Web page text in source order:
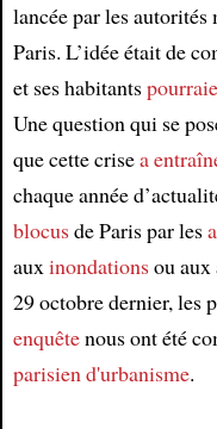
lancée par les
Paris. L’idée était de
et ses habitants
Une question qui se
que cette crisea
chaque année
blocusde Paris par les
auxinondationsou aux
29 octobre dernier, les
enquêtenous ont été
parisien d'urbanisme.